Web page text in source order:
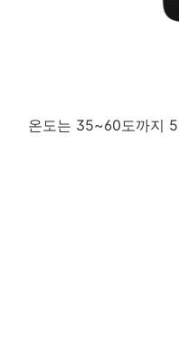
온도는 35~60도까지